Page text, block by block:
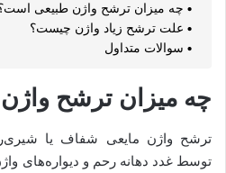
چه میزان ترشح واژن طبیعی
علت ترشح زیاد واژن چیست؟
سوالات متداول
چه میزان ترشح
ترشح واژن مایعی شفاف یا
توسط غدد دهانه رحم و دیواره‌های